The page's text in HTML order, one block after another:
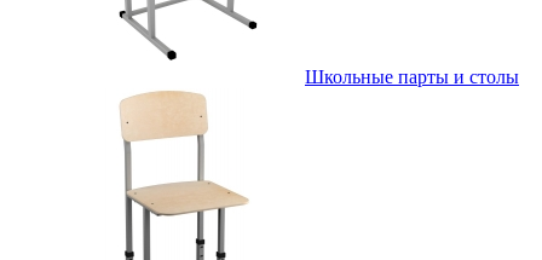
Школьные парты и столы